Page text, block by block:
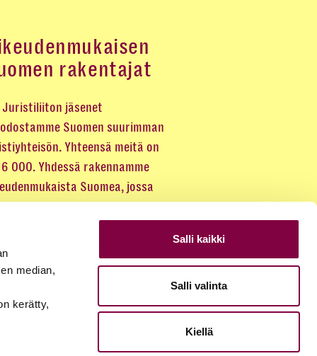
median,
kerätty,
Salli kaikki
Salli valinta
Kiellä
rakentajat
Juristiliiton jäsenet
Suomen suurimman
Yhteensä meitä on
000. Yhdessä rakennamme
Suomea, jossa